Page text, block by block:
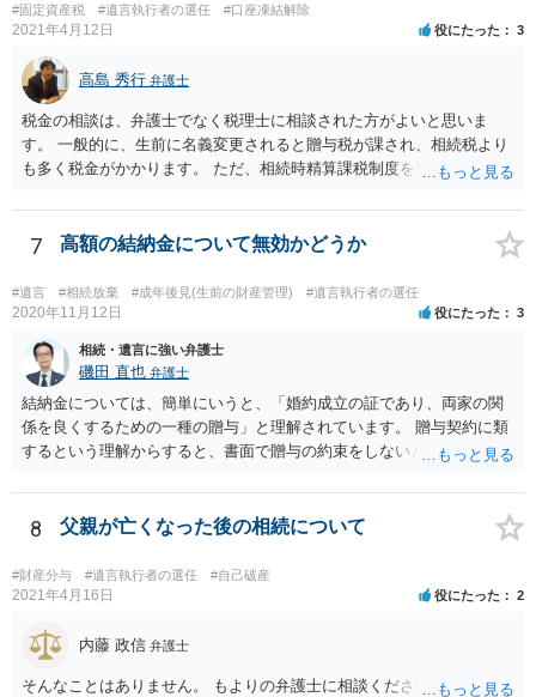
#固定資産税 #遺言執行者の選任 #口座凍結解除
2021年4月12日 役にたった 3
高島 秀行 弁護士
税金の相談は、弁護士でなく税理士に相談された方がよいと思いま
す。 一般的に、生前に名義変更されると贈与税が課され、相続税より
も多く税金がかかります。 ただ、相続時精算課税制度を取れば、実質
ういう場合にどれくらい税金がかかるか計算してもらって どういう方
針を取るか決められたらよいと思います。
7 高額の結納金について無効かどうか
#遺言 #相続放棄 #成年後見(生前の財産管理) #遺言執行者の選任
2020年11月12日 役にたった 3
相続・遺言に強い弁護士
磯田 直也 弁護士
結納金については、簡単にいうと、「婚約成立の証であり、両家の関
係を良くするための一種の贈与」と理解されています。 贈与契約に類
するという理解からすると、書面で贈与の約束をしないと相手方は支
ことは困難です。 くれぐれも今後お気をつけください。 弁護士に対応
を依頼されるのも悪くはありませんが、感情的な理由が強いと思いま
8 父親が亡くなった後の相続について
#財産分与 #遺言執行者の選任 #自己破産
2021年4月16日 役にたった 2
内藤 政信 弁護士
そんなことはありません。 もよりの弁護士に相談ください。